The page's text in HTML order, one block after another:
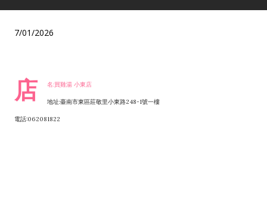
7/01/2026
店 名:買雞湯 小東店
地址:臺南市東區莊敬里小東路248-1號一樓
電話:062081822